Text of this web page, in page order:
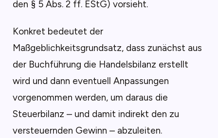
den § 5 Abs. 2 ff. EStG) vorsieht.
Konkret bedeutet der
Maßgeblichkeitsgrundsatz, dass zunächst aus
der Buchführung die Handelsbilanz erstellt
wird und dann eventuell Anpassungen
vorgenommen werden, um daraus die
Steuerbilanz – und damit indirekt den zu
versteuernden Gewinn – abzuleiten.